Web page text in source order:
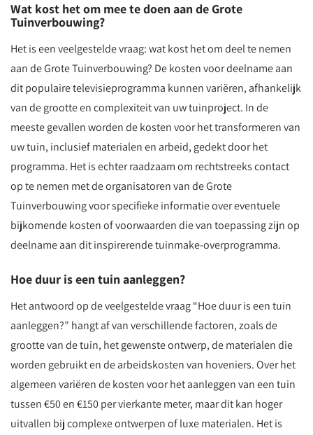
Wat kost het om mee te doen aan de Grote
Tuinverbouwing?
Het is een veelgestelde vraag: wat kost het om deel te nemen
aan de Grote Tuinverbouwing? De kosten voor deelname aan
dit populaire televisieprogramma kunnen variëren, afhankelijk
van de grootte en complexiteit van uw tuinproject. In de
meeste gevallen worden de kosten voor het transformeren van
uw tuin, inclusief materialen en arbeid, gedekt door het
programma. Het is echter raadzaam om rechtstreeks contact
op te nemen met de organisatoren van de Grote
Tuinverbouwing voor specifieke informatie over eventuele
bijkomende kosten of voorwaarden die van toepassing zijn op
deelname aan dit inspirerende tuinmake-overprogramma.
Hoe duur is een tuin aanleggen?
Het antwoord op de veelgestelde vraag “Hoe duur is een tuin
aanleggen?” hangt af van verschillende factoren, zoals de
grootte van de tuin, het gewenste ontwerp, de materialen die
worden gebruikt en de arbeidskosten van hoveniers. Over het
algemeen variëren de kosten voor het aanleggen van een tuin
tussen €50 en €150 per vierkante meter, maar dit kan hoger
uitvallen bij complexe ontwerpen of luxe materialen. Het is